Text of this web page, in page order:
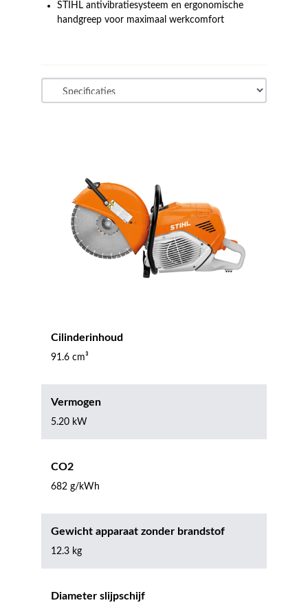
STIHL antivibratiesysteem en ergonomische
handgreep voor maximaal werkcomfort
Cilinderinhoud
91.6 cm³
Vermogen
5.20 kW
CO2
682 g/kWh
Gewicht apparaat zonder brandstof
12.3 kg
Diameter slijpschijf